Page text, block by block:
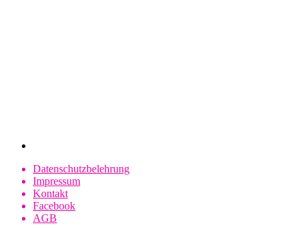
Datenschutzbelehrung
Impressum
Kontakt
Facebook
AGB